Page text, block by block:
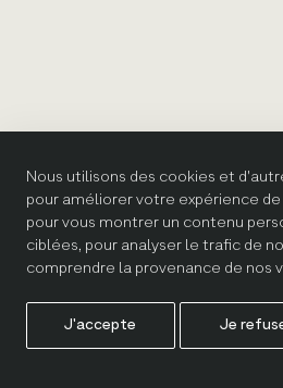
Nous utilisons des cookies et
pour améliorer votre expérience
pour vous montrer un contenu
ciblées, pour analyser le trafic de
comprendre la provenance de nos
J'accepte Je